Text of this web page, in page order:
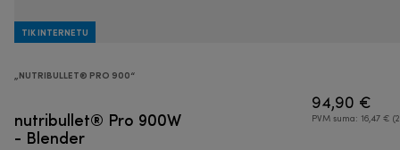
TIK INTERNETU
„NUTRIBULLET® PRO 900“
nutribullet® Pro 900W
- Blender
94,90 €
PVM suma: 16,47 €